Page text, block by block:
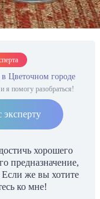
Цветочном городе
я помогу разобраться!
эксперту
хорошего
предназначение,
Если же вы хотите
ко мне!